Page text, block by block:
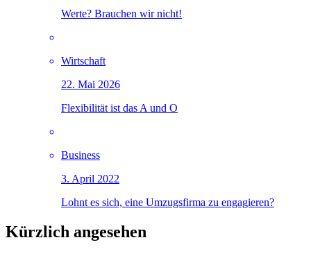
Werte? Brauchen wir nicht!
Wirtschaft
22. Mai 2026
Flexibilität ist das A und O
Business
3. April 2022
Lohnt es sich, eine Umzugsfirma zu engagieren?
Kürzlich angesehen